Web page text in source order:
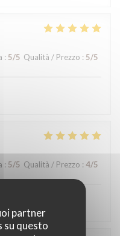
partner
su questo
:5/5 Qualità / Prezzo : 5/5
: 5/5 Qualità / Prezzo : 4/5